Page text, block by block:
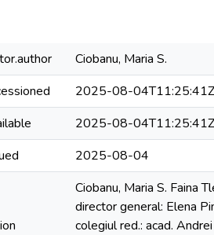
Ciobanu, Maria S.
2025-08-04T11:25:41Z
2025-08-04T11:25:41Z
2025-08-04
Ciobanu, Maria S. Faina
director general: Elena
colegiul red.: acad.